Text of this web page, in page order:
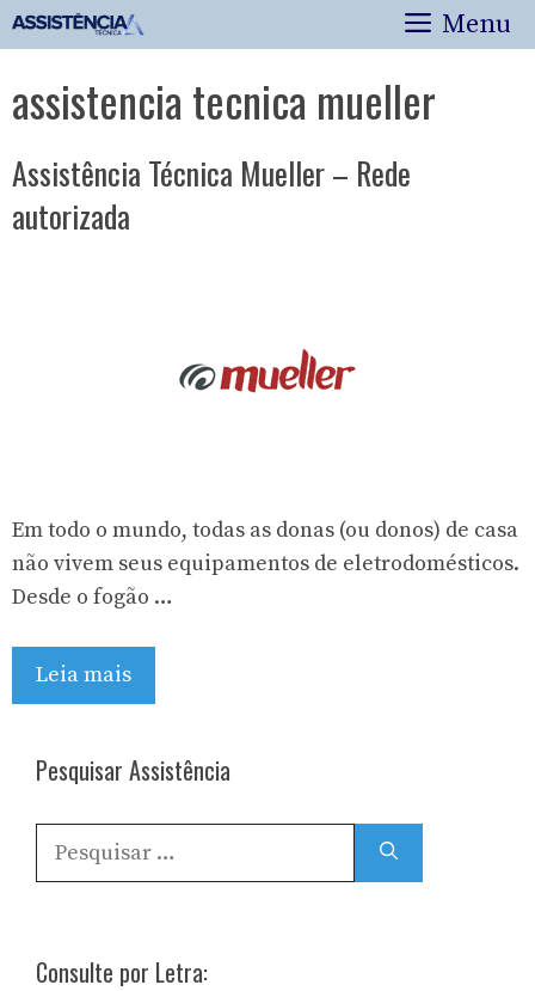
Pular
para
conteúdo
Menu
assistencia tecnica mueller
Assistência Técnica Mueller – Rede
autorizada
Em todo o mundo, todas as donas (ou donos) de casa
não vivem seus equipamentos de eletrodomésticos.
Desde o fogão …
Leia mais
Pesquisar Assistência
Pesquisar
por:
Consulte por Letra: